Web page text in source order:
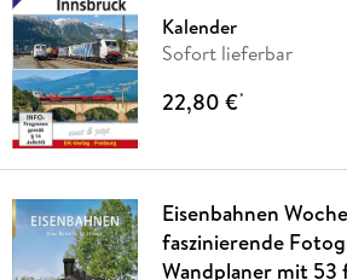
Kalender
Sofort lieferbar
22,80 €*
Eisenbahnen
faszinierende
Wandplaner mit 53